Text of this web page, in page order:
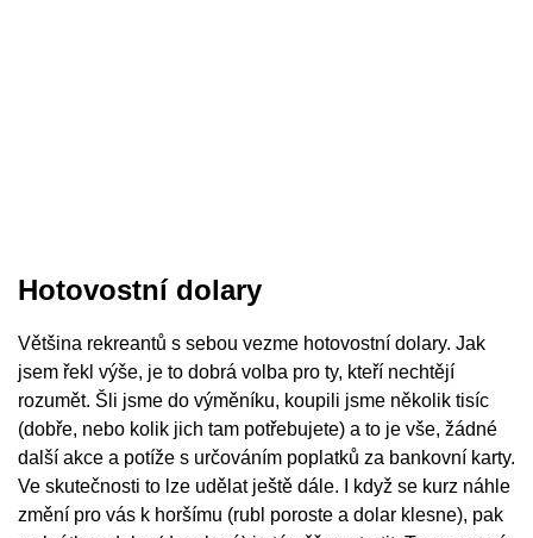
Hotovostní dolary
Většina rekreantů s sebou vezme hotovostní dolary. Jak
jsem řekl výše, je to dobrá volba pro ty, kteří nechtějí
rozumět. Šli jsme do výměníku, koupili jsme několik tisíc
(dobře, nebo kolik jich tam potřebujete) a to je vše, žádné
další akce a potíže s určováním poplatků za bankovní karty.
Ve skutečnosti to lze udělat ještě dále. I když se kurz náhle
změní pro vás k horšímu (rubl poroste a dolar klesne), pak